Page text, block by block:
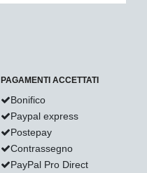
PAGAMENTI ACCETTATI
Bonifico
Paypal express
Postepay
Contrassegno
PayPal Pro Direct